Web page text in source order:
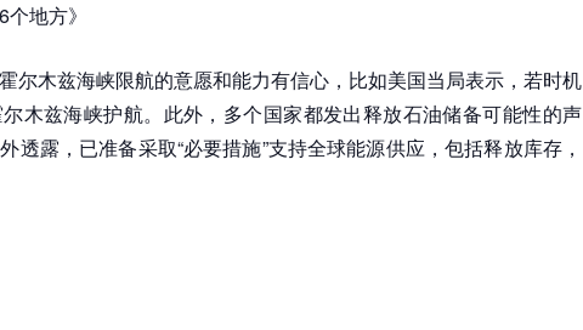
地方》
尔木兹海峡限航的意愿和能力有信心，比如美国当局表示，若时机
木兹海峡护航。此外，多个国家都发出释放石油储备可能性的声
透露，已准备采取“必要措施”支持全球能源供应，包括释放库存，